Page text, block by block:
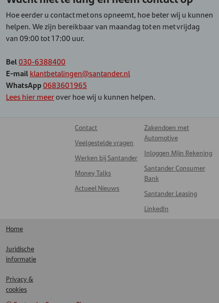
Hoe eerder u contact met ons opneemt, hoe beter wij u kunnen
helpen. We zijn bereikbaar van maandag tot en met vrijdag
van 09:00 tot 17:00 uur.
Bel030-6388400
E-mailklantbetalingen@santander.nl
WhatsApp0683601965
Lees hier meerover hoe wij u kunnen helpen.
Contact
Veelgestelde vragen
Werken bij Santander
Money Talks
Actueel Nieuws
Zakendoen met
Automotive
Inloggen Mijn Rekening
Santander Consumer
Bank
Santander Leasing
LinkedIn
Home
Juridische
informatie
Privacy &
cookies